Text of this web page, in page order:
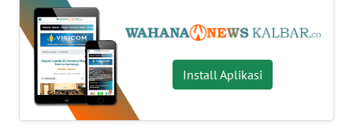
Install Aplikasi
WN
NUSANTARA
WN
JOGJA